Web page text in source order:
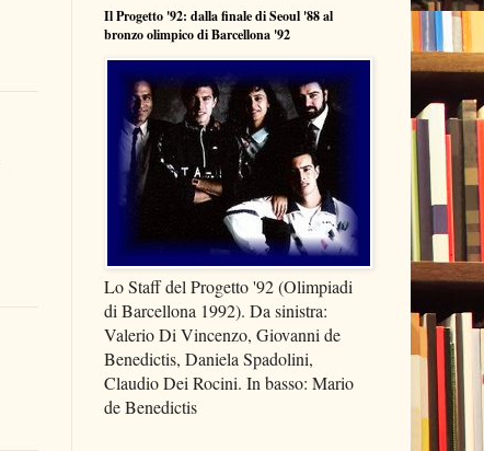
Il Progetto '92: dalla finale di Seoul '88 al
bronzo olimpico di Barcellona '92
Lo Staff del Progetto '92 (Olimpiadi
di Barcellona 1992). Da sinistra:
Valerio Di Vincenzo, Giovanni de
Benedictis, Daniela Spadolini,
Claudio Dei Rocini. In basso: Mario
de Benedictis